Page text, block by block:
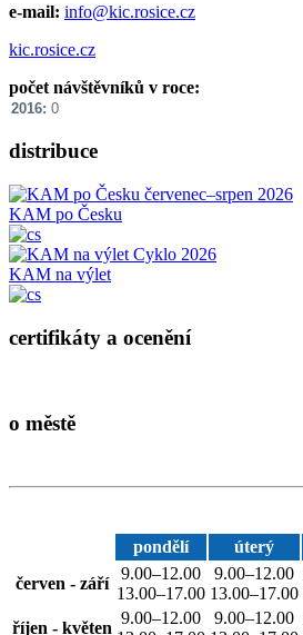
e-mail: info@kic.rosice.cz
kic.rosice.cz
počet návštěvníků v roce:
2016: 0
distribuce
KAM po Česku
KAM na výlet
certifikáty a ocenění
o městě
pondělí úterý
červen - září
9.00–12.00
13.00–17.00
9.00–12.00
13.00–17.00
říjen - květen
9.00–12.00
9.00–12.00